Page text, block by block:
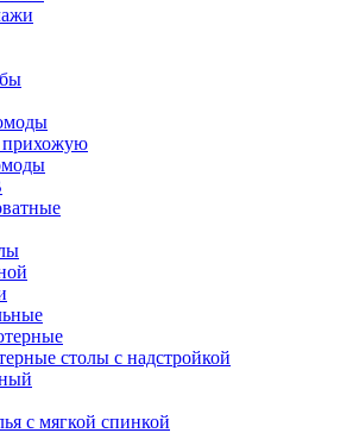
столы с надстройкой
с мягкой спинкой